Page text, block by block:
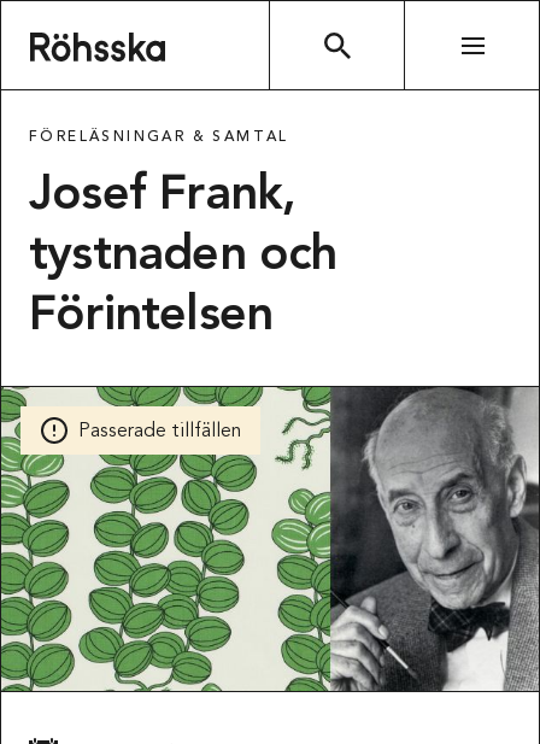
FÖRELÄSNINGAR & SAMTAL
Josef Frank,
tystnaden och
Förintelsen
Passerade tillfällen